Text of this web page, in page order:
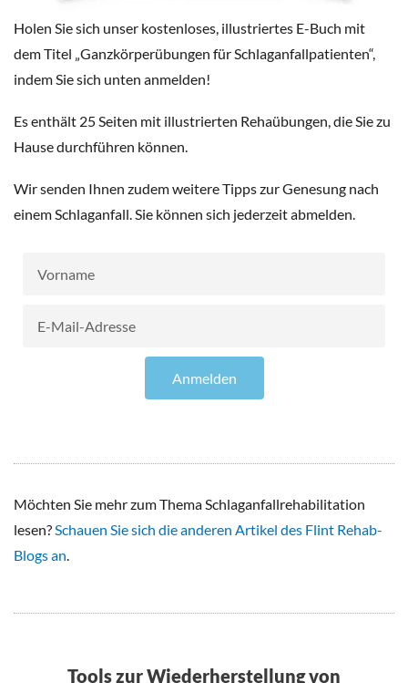
Holen Sie sich unser kostenloses, illustriertes E-Buch mit
dem Titel „Ganzkörperübungen für Schlaganfallpatienten“,
indem Sie sich unten anmelden!
Es enthält 25 Seiten mit illustrierten Rehaübungen, die Sie zu
Hause durchführen können.
Wir senden Ihnen zudem weitere Tipps zur Genesung nach
einem Schlaganfall. Sie können sich jederzeit abmelden.
Anmelden
Möchten Sie mehr zum Thema Schlaganfallrehabilitation
lesen?Schauen Sie sich die anderen Artikel des Flint Rehab-
Blogs an.
Tools zur Wiederherstellung von